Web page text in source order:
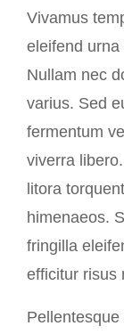
Vivamus
eleifend
Nullam nec
varius. Sed
fermentum
viverra
litora
himenaeos.
fringilla
efficitur risus